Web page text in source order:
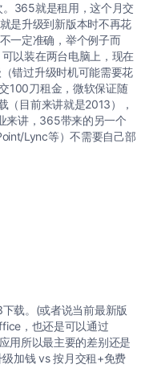
365就是租用，这个月交
是升级到新版本时不再花
一定准确，举个例子而
以装在两台电脑上，现在
错过升级时机可能需要花
100刀租金，微软保证随
（目前来讲就是2013），
来讲，365带来的另一个
Lync等）不需要自己部
载。(或者说当前最新版
，也还是可以通过
用所以最主要的差别还是
加钱 vs 按月交租+免费